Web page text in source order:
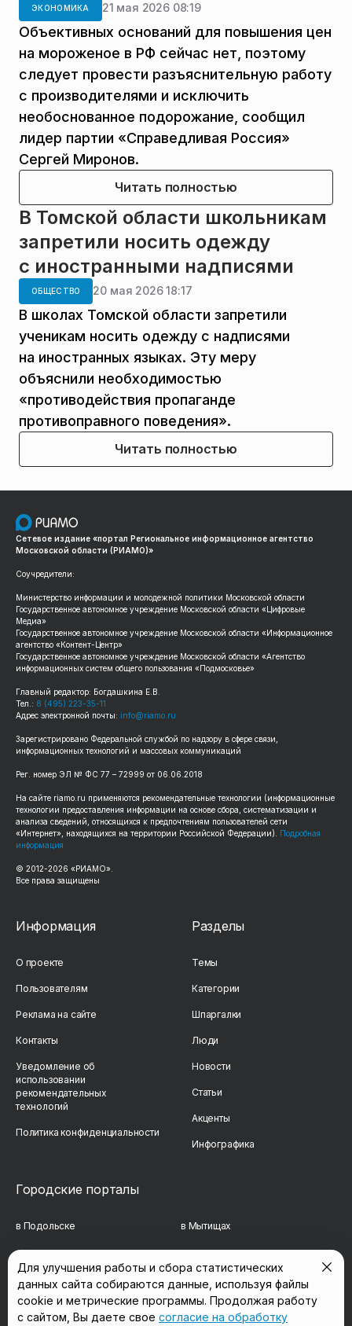
ЭКОНОМИКА 21 мая 2026 08:19
Объективных оснований для повышения цен
на мороженое в РФ сейчас нет, поэтому
следует провести разъяснительную работу
с производителями и исключить
необоснованное подорожание, сообщил
лидер партии «Справедливая Россия»
Сергей Миронов.
Читать полностью
В Томской области школьникам
запретили носить одежду
с иностранными надписями
ОБЩЕСТВО 20 мая 2026 18:17
В школах Томской области запретили
ученикам носить одежду с надписями
на иностранных языках. Эту меру
объяснили необходимостью
«противодействия пропаганде
противоправного поведения».
Читать полностью
Сетевое издание «портал Региональное информационное агентство
Московской области (РИАМО)»
Соучредители:
Министерство информации и молодежной политики Московской области
Государственное автономное учреждение Московской области «Цифровые
Медиа»
Государственное автономное учреждение Московской области «Информационное
агентство «Контент-Центр»
Государственное автономное учреждение Московской области «Агентство
информационных систем общего пользования «Подмосковье»
Главный редактор: Богдашкина Е.В.
Тел.: 8 (495) 223-35-11
Адрес электронной почты: info@riamo.ru
Зарегистрировано Федеральной службой по надзору в сфере связи,
информационных технологий и массовых коммуникаций
Рег. номер ЭЛ № ФС 77 – 72999 от 06.06.2018
На сайте riamo.ru применяются рекомендательные технологии (информационные
технологии предоставления информации на основе сбора, систематизации и
анализа сведений, относящихся к предпочтениям пользователей сети
«Интернет», находящихся на территории Российской Федерации). Подробная
информация
© 2012-2026 «РИАМО».
Все права защищены
Информация
О проекте
Пользователям
Реклама на сайте
Контакты
Уведомление об
использовании
рекомендательных
технологий
Политика конфиденциальности
Разделы
Темы
Категории
Шпаргалки
Люди
Новости
Статьи
Акценты
Инфографика
Городские порталы
в Подольске в Мытищах
в Реутове
в Сергиевом Посаде в Люберцах
в Красногорске в Королёве
Для улучшения работы и сбора статистических
данных сайта собираются данные, используя файлы
cookie и метрические программы. Продолжая работу
с сайтом, Вы даете свое согласие на обработку